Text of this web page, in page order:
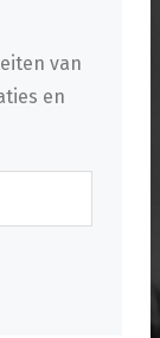
van
en